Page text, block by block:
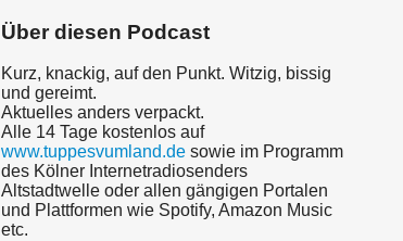
Über diesen Podcast
Kurz, knackig, auf den Punkt. Witzig, bissig
und gereimt.
Aktuelles anders verpackt.
Alle 14 Tage kostenlos auf
www.tuppesvumland.de sowie im Programm
des Kölner Internetradiosenders
Altstadtwelle oder allen gängigen Portalen
und Plattformen wie Spotify, Amazon Music
etc.